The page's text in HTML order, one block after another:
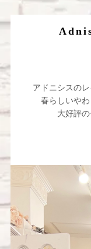
アドニシスの
春らしいや
大好評